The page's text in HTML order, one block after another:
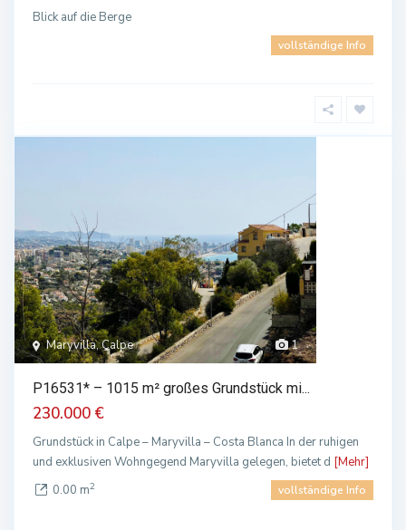
Blick auf die Berge
vollständige Info
1
Maryvilla, Calpe
P16531* – 1015 m² großes Grundstück mi...
230.000 €
Grundstück in Calpe – Maryvilla – Costa Blanca In der ruhigen
und exklusiven Wohngegend Maryvilla gelegen, bietet d [Mehr]
0.00 m2 vollständige Info